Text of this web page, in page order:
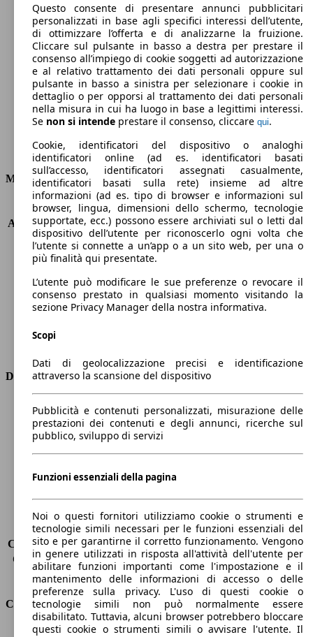
109 g/km
Emissioni di CO2 (combinato)*
Ø 4.2 l/100km
Consumi
Motore e Prestazioni
KW (PS)
110 kW (150 PS)
Accelerazione (0-100 km/h) 8.4s
Velocità massima (km/h)
220 km/h
Numero di marce
6
Cilindrata
2143 ccm
Carburante
Diesel
Trasmissione
Dimensioni
Lunghezza
4640 mm
Altezza
1440 mm
Larghezza
2020 mm
Passo
2820 mm
Carico massimo
-
Porte
4
Sedili
5
Carico sul tetto
-
Capacità di traino (senza freni) -
Capacità di traino (con freni)
1600 kg
Volume del bagagliaio
480 l
Consumi
Emissioni di CO2*
109 g/km (komb.)
Questo consente di presentare annunci pubblicitari
personalizzati in base agli specifici interessi dell’utente,
di ottimizzare l’offerta e di analizzarne la fruizione.
Cliccare sul pulsante in basso a destra per prestare il
consenso all’impiego di cookie soggetti ad autorizzazione
e al relativo trattamento dei dati personali oppure sul
pulsante in basso a sinistra per selezionare i cookie in
dettaglio o per opporsi al trattamento dei dati personali
nella misura in cui ha luogo in base a legittimi interessi.
Se non si intende prestare il consenso, cliccare qui.
Cookie, identificatori del dispositivo o analoghi
identificatori online (ad es. identificatori basati
sull’accesso, identificatori assegnati casualmente,
identificatori basati sulla rete) insieme ad altre
informazioni (ad es. tipo di browser e informazioni sul
browser, lingua, dimensioni dello schermo, tecnologie
supportate, ecc.) possono essere archiviati sul o letti dal
dispositivo dell’utente per riconoscerlo ogni volta che
l’utente si connette a un’app o a un sito web, per una o
più finalità qui presentate.
L’utente può modificare le sue preferenze o revocare il
consenso prestato in qualsiasi momento visitando la
sezione Privacy Manager della nostra informativa.
Scopi
Dati di geolocalizzazione precisi e identificazione
attraverso la scansione del dispositivo
Pubblicità e contenuti personalizzati, misurazione delle
prestazioni dei contenuti e degli annunci, ricerche sul
pubblico, sviluppo di servizi
Funzioni essenziali della pagina
Noi o questi fornitori utilizziamo cookie o strumenti e
tecnologie simili necessari per le funzioni essenziali del
sito e per garantirne il corretto funzionamento. Vengono
in genere utilizzati in risposta all'attività dell'utente per
abilitare funzioni importanti come l'impostazione e il
mantenimento delle informazioni di accesso o delle
preferenze sulla privacy. L'uso di questi cookie o
tecnologie simili non può normalmente essere
disabilitato. Tuttavia, alcuni browser potrebbero bloccare
questi cookie o strumenti simili o avvisare l'utente. Il